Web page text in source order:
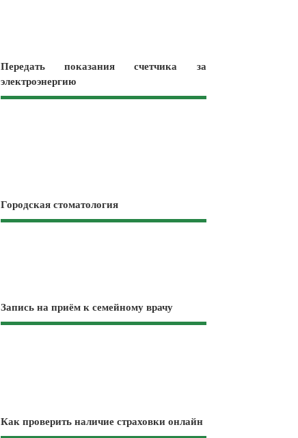
Передать показания счетчика за
электроэнергию
Городская стоматология
Запись на приём к семейному врачу
Как проверить наличие страховки онлайн